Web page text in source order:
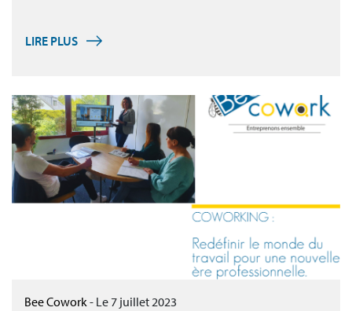
LIRE PLUS
Bee Cowork - Le 7 juillet 2023